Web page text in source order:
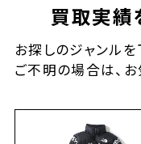
買取実績
お探しのジャンルを
ご不明の場合は、